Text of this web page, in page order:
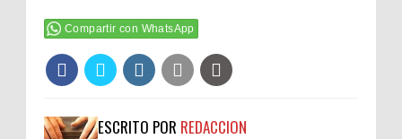
Compartir con WhatsApp
ESCRITO POR REDACCION